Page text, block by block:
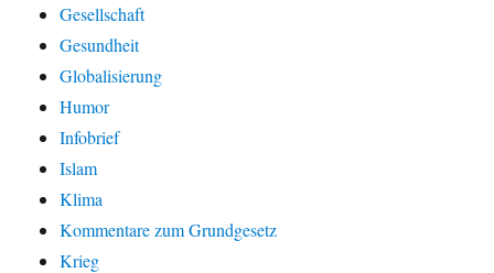
Gesellschaft
Gesundheit
Globalisierung
Humor
Infobrief
Islam
Klima
Kommentare zum Grundgesetz
Krieg